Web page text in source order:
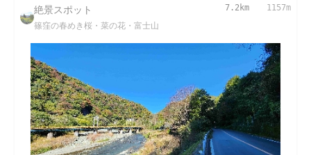
絶景スポット
篠窪の春めき桜・菜の花・富士山
7.2km 1157m